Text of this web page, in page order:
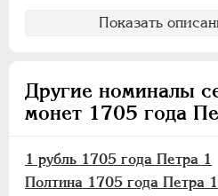
Показать
Другие номиналы
монет 1705 года
1 рубль 1705 года Петра 1
Полтина 1705 года Петра 1